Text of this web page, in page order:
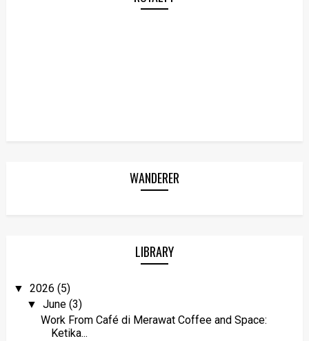
WANDERER
LIBRARY
▼ 2026 (5)
▼June(3)
Work From Café di Merawat Coffee and Space:
Ketika...